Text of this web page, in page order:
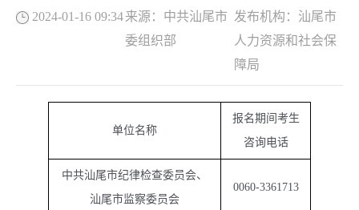
2024-01-16 09:34来源： 中共汕尾市
委组织部
发布机构： 汕尾市
人力资源和社会保
障局
单位名称
报名期间考生
咨询电话
中共汕尾市纪律检查委员会、
汕尾市监察委员会
0060-3361713